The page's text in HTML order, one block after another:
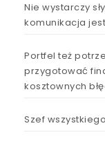
Nie wystarczy
komunikacja
Portfel też
przygotować
kosztownych
Szef